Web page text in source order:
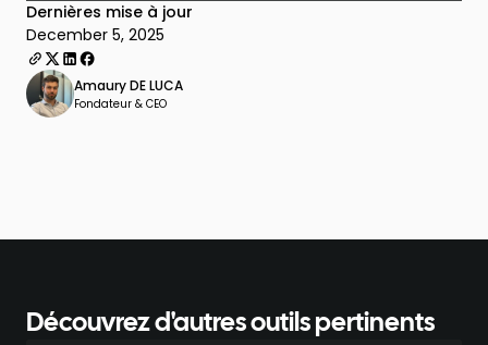
Dernières mise à jour
December 5, 2025
Amaury DE LUCA
Fondateur & CEO
Découvrez d'autres outils pertinents